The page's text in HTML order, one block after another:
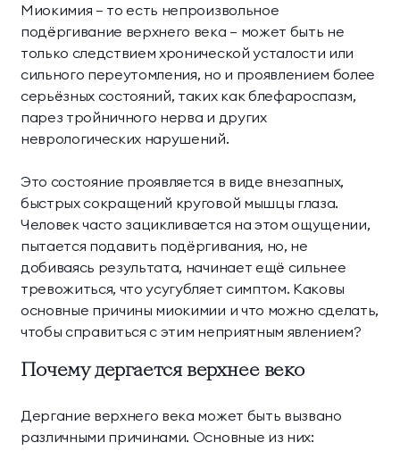
Миокимия — то есть непроизвольное
подёргивание верхнего века — может быть не
только следствием хронической усталости или
сильного переутомления, но и проявлением более
серьёзных состояний, таких как блефароспазм,
парез тройничного нерва и других
неврологических нарушений.
Это состояние проявляется в виде внезапных,
быстрых сокращений круговой мышцы глаза.
Человек часто зацикливается на этом ощущении,
пытается подавить подёргивания, но, не
добиваясь результата, начинает ещё сильнее
тревожиться, что усугубляет симптом. Каковы
основные причины миокимии и что можно сделать,
чтобы справиться с этим неприятным явлением?
Почему дергается верхнее веко
Дергание верхнего века может быть вызвано
различными причинами. Основные из них:
Подробнее
программы
диагностика
Инфузионные
коктейли
Экспресс-программы
Номера
Королевский люкс Семейный люкс
Коннект Делюкс
Делюкс Прайм
Коннект Делюкс
Пентхаус Супериор Люкс
Апартаменты
Апартаменты «Имение
Сёгуна»
Виллы
Императорские виллы Президентские виллы
Тематические парки
Эксперты
Научная деятельность
Контакты
Контакты
МЕССЕНДЖЕРЫ И СОЦ. СЕТИ